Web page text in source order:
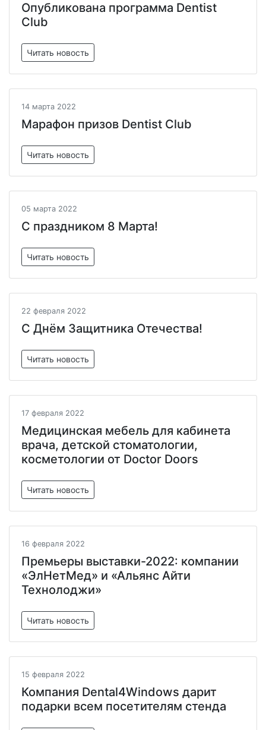
Опубликована программа Dentist
Club
Читать новость
14 марта 2022
Марафон призов Dentist Club
Читать новость
05 марта 2022
С праздником 8 Марта!
Читать новость
22 февраля 2022
C Днём Защитника Отечества!
Читать новость
17 февраля 2022
Медицинская мебель для кабинета
врача, детской стоматологии,
косметологии от Doctor Doors
Читать новость
16 февраля 2022
Премьеры выставки-2022: компании
«ЭлНетМед» и «Альянс Айти
Технолоджи»
Читать новость
15 февраля 2022
Компания Dental4Windows дарит
подарки всем посетителям стенда